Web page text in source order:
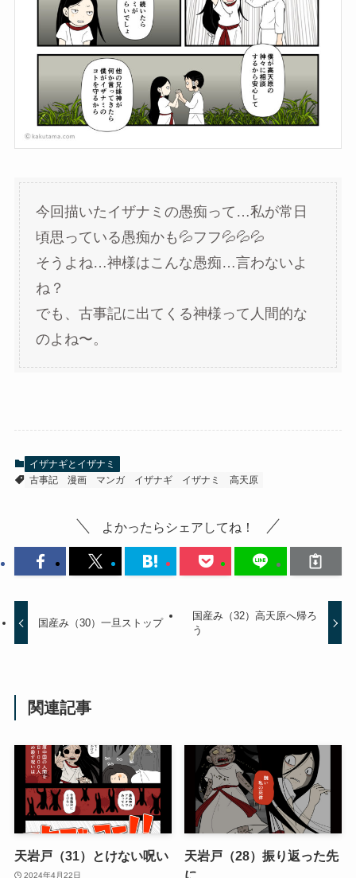
今回描いたイザナミの愚痴って…私が常日
頃思っている愚痴かも💦フフ💦💦💦
そうよね…神様はこんな愚痴…言わないよ
ね？
でも、古事記に出てくる神様って人間的な
のよね〜。
イザナギとイザナミ
古事記
漫画 マンガ イザナギ イザナミ 高天原
よかったらシェアしてね！
国産み（30）一旦ストップ
国産み（32）高天原へ帰ろ
う
関連記事
天岩戸（31）とけない呪い
2024年4月22日
天岩戸（28）振り返った先
に